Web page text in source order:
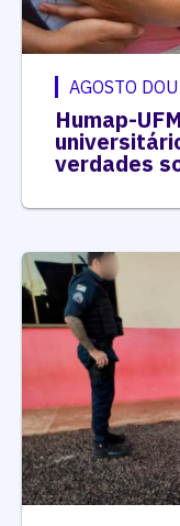
AGOSTO
Humap-
verdades